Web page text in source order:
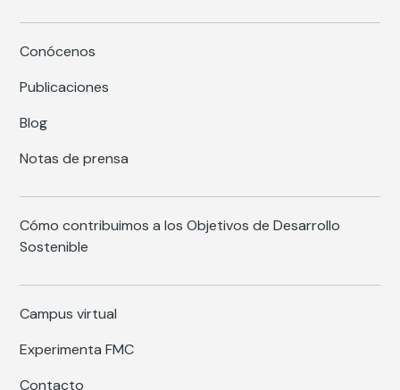
Conócenos
Publicaciones
Blog
Notas de prensa
Cómo contribuimos a los Objetivos de Desarrollo
Sostenible
Campus virtual
Experimenta FMC
Contacto